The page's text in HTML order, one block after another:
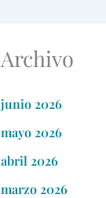
Archivo
junio 2026
mayo 2026
abril 2026
marzo 2026